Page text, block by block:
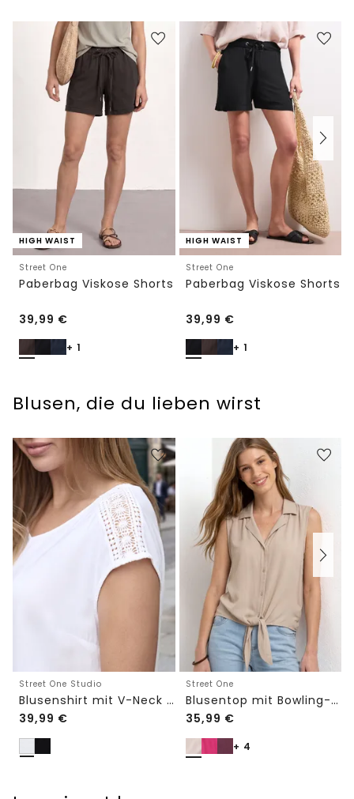
HIGH WAIST
Street One
Paberbag Viskose Shorts
39,99 €
+ 1
HIGH WAIST
Street One
Paberbag Viskose Shorts
39,99 €
+ 1
Blusen, die du lieben wirst
Street One Studio
Blusenshirt mit V-Neck und Spitze
39,99 €
Street One
Blusentop mit Bowling-Kragen und Knoten
35,99 €
+ 4